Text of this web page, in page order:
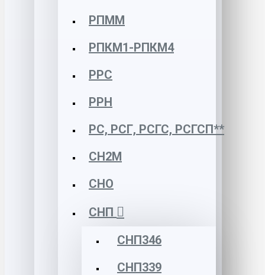
РПММ
РПКМ1-РПКМ4
РРС
РРН
РС, РСГ, РСГС, РСГСП**
СН2М
СНО
СНП
СНП346
СНП339